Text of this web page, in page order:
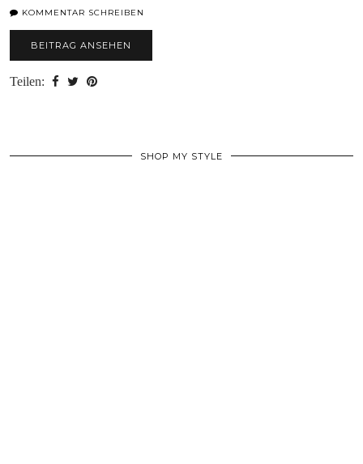
KOMMENTAR SCHREIBEN
BEITRAG ANSEHEN
Teilen:
SHOP MY STYLE